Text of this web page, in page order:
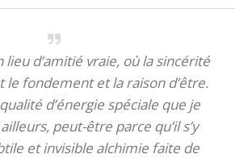
lieu d’amitié vraie, où la sincérité
le fondement et la raison d’être.
d’énergie spéciale que je
peut-être parce qu’il s’y
et invisible alchimie faite de